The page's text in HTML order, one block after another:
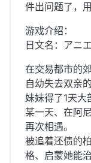
件出问题了，
游戏介绍：
日文名：アニ
在交易都市的
自幼失去双亲
妹妹得了1天大
某一天、在阿
再次相遇。
被追着还债的
格、启蒙她能